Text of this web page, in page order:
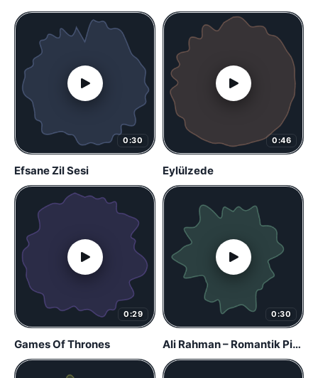
0:30
Efsane Zil Sesi
0:46
Eylülzede
0:29
Games Of Thrones
0:30
Ali Rahman – Romantik Piyano